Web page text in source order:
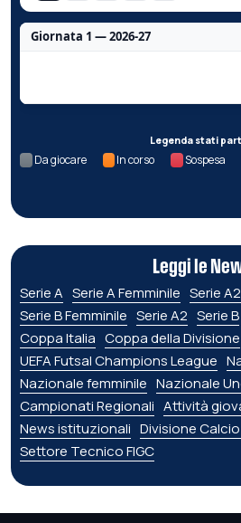
Giornata 1 — 2026-27
Legenda stati
Da giocare In corso Sospesa
Leggi le
Serie A Serie A Femminile Serie
Serie B Femminile Serie A2 Serie B
Coppa Italia Coppa della Divisione
UEFA Futsal Champions League
Nazionale femminile Nazionale
Campionati Regionali Attività
News istituzionali Divisione
Settore Tecnico FIGC